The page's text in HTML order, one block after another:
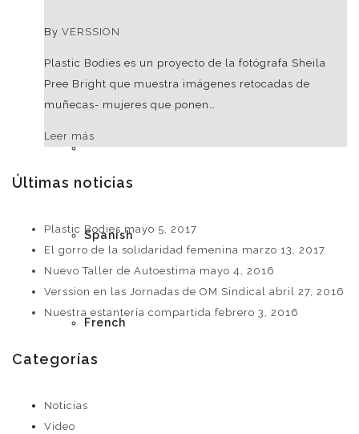
German
English
Spanish
French
By VERSSION
Plastic Bodies es un proyecto de la fotógrafa Sheila
Pree Bright que muestra imágenes retocadas de
muñecas- mujeres que ponen…
Leer más
Últimas noticias
Plastic Bodies mayo 5, 2017
El gorro de la solidaridad femenina marzo 13, 2017
Nuevo Taller de Autoestima mayo 4, 2016
Verssion en las Jornadas de OM Sindical abril 27, 2016
Nuestra estantería compartida febrero 3, 2016
Categorías
Noticias
Video